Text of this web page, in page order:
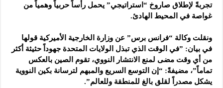
تجربةً ‏لإطلاق صاروخ “استراتيجي” يحمل رأساً حربياً وهمياً من
غواصة في ‏المحيط الهادئ.‏
ونقلت وكالة “فرانس برس” عن وزارة الخارجية الأميركية قولها
في بيان: ‌‏”في الوقت الذي تبذل الولايات المتحدة جهوداً حثيثة أكثر
من أي وقت مضى ‏لمنع الانتشار النووي، تقوم الصين بالعكس
تماماً”، مضيفةً: “إن التوسع ‏السريع والمبهم لترسانة بكين النووية
يشكل مصدراً لقلق بالغ للمنطقة ‏وللعالم”.‏